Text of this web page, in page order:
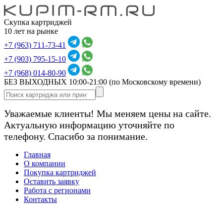
Скупка картриджей
10 лет на рынке
+7 (963) 711-73-41
+7 (903) 795-15-10
+7 (968) 014-80-90
БЕЗ ВЫХОДНЫХ 10:00-21:00 (по Московскому времени)
Уважаемые клиенты! Мы меняем цены на сайте.
Актуальную информацию уточняйте по
телефону. Спасибо за понимание.
Главная
О компании
Покупка картриджей
Оставить заявку
Работа с регионами
Контакты